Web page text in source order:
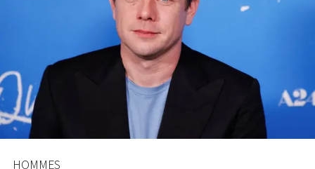
HOMMES